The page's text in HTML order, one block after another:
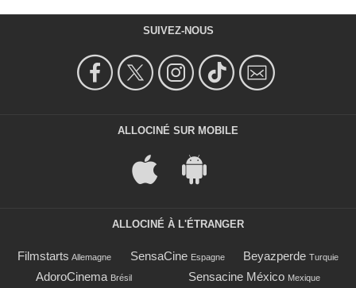
SUIVEZ-NOUS
ALLOCINÉ SUR MOBILE
ALLOCINÉ À L'ÉTRANGER
Filmstarts Allemagne SensaCine Espagne Beyazperde Turquie
AdoroCinema Brésil Sensacine México Mexique